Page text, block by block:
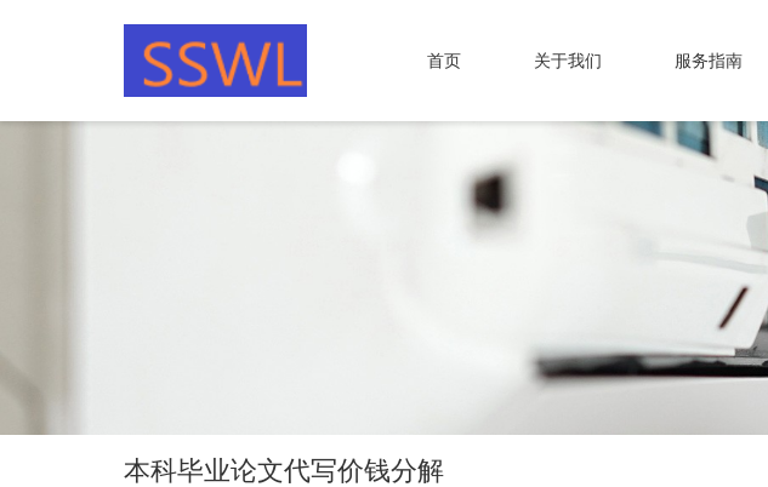
首页 关于我们 服务指南
本科毕业论文代写价钱分解